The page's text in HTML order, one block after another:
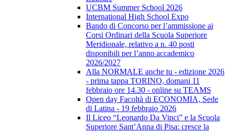
UCBM Summer School 2026
International High School Expo
Bando di Concorso per l’ammissione ai
Corsi Ordinari della Scuola Superiore
Meridionale, relativo a n. 40 posti
disponibili per l’anno accademico
2026/2027
Alla NORMALE anche tu - edizione 2026
- prima tappa TORINO, domani 11
febbraio ore 14.30 - online su TEAMS
Open day Facoltà di ECONOMIA, Sede
di Latina - 19 febbraio 2026
Il Liceo “Leonardo Da Vinci” e la Scuola
Superiore Sant’Anna di Pisa: cresce la